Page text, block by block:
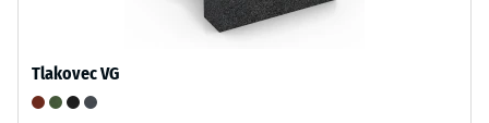
Tlakovec VG